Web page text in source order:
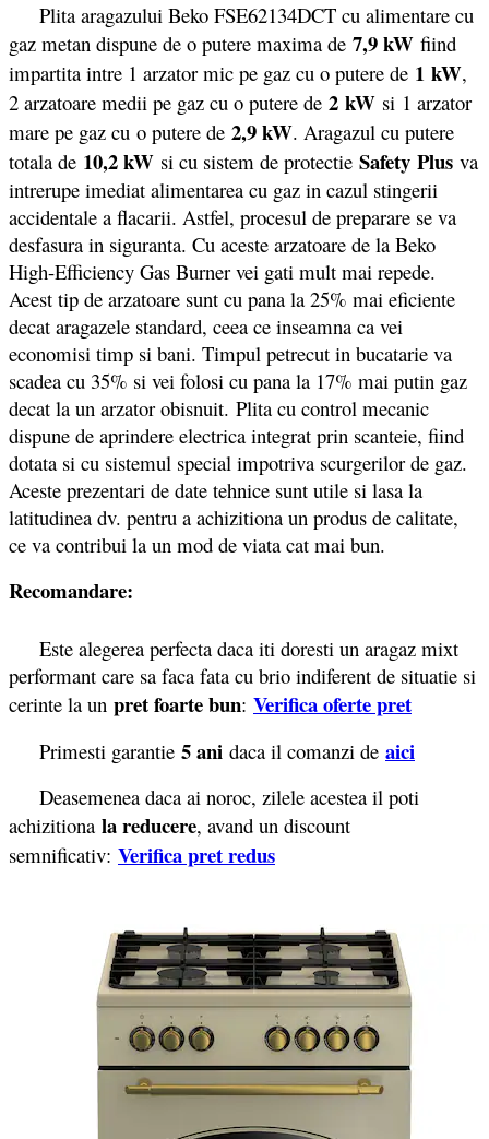
Plita aragazului Beko FSE62134DCT cu alimentare cu
gaz metan dispune de o putere maxima de 7,9 kW fiind
impartita intre 1 arzator mic pe gaz cu o putere de 1 kW,
2 arzatoare medii pe gaz cu o putere de 2 kW si 1 arzator
mare pe gaz cu o putere de 2,9 kW. Aragazul cu putere
totala de 10,2 kW si cu sistem de protectie Safety Plus va
intrerupe imediat alimentarea cu gaz in cazul stingerii
accidentale a flacarii. Astfel, procesul de preparare se va
desfasura in siguranta. Cu aceste arzatoare de la Beko
High-Efficiency Gas Burner vei gati mult mai repede.
Acest tip de arzatoare sunt cu pana la 25% mai eficiente
decat aragazele standard, ceea ce inseamna ca vei
economisi timp si bani. Timpul petrecut in bucatarie va
scadea cu 35% si vei folosi cu pana la 17% mai putin gaz
decat la un arzator obisnuit. Plita cu control mecanic
dispune de aprindere electrica integrat prin scanteie, fiind
dotata si cu sistemul special impotriva scurgerilor de gaz.
Aceste prezentari de date tehnice sunt utile si lasa la
latitudinea dv. pentru a achizitiona un produs de calitate,
ce va contribui la un mod de viata cat mai bun.
Recomandare:
Este alegerea perfecta daca iti doresti un aragaz mixt
performant care sa faca fata cu brio indiferent de situatie si
cerinte la un pret foarte bun: Verifica oferte pret
Primesti garantie 5 ani daca il comanzi de aici
Deasemenea daca ai noroc, zilele acestea il poti
achizitiona la reducere, avand un discount
semnificativ: Verifica pret redus